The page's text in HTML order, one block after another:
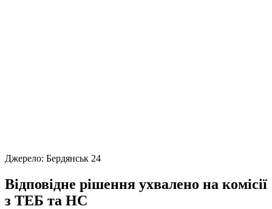
Джерело: Бердянськ 24
Відповідне рішення ухвалено на комісії
з ТЕБ та НС